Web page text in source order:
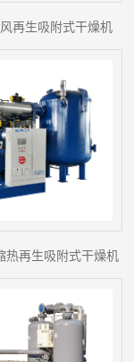
再生吸附式干燥机
热再生吸附式干燥机